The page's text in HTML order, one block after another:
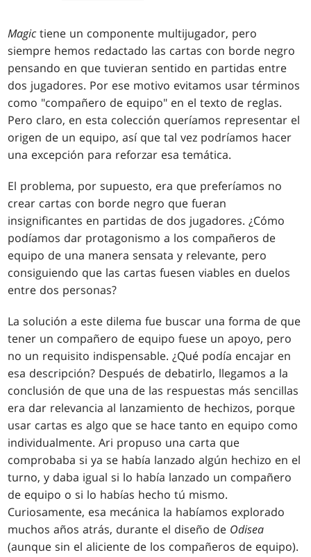
Magic tiene un componente multijugador, pero
siempre hemos redactado las cartas con borde negro
pensando en que tuvieran sentido en partidas entre
dos jugadores. Por ese motivo evitamos usar términos
como "compañero de equipo" en el texto de reglas.
Pero claro, en esta colección queríamos representar el
origen de un equipo, así que tal vez podríamos hacer
una excepción para reforzar esa temática.
El problema, por supuesto, era que preferíamos no
crear cartas con borde negro que fueran
insignificantes en partidas de dos jugadores. ¿Cómo
podíamos dar protagonismo a los compañeros de
equipo de una manera sensata y relevante, pero
consiguiendo que las cartas fuesen viables en duelos
entre dos personas?
La solución a este dilema fue buscar una forma de que
tener un compañero de equipo fuese un apoyo, pero
no un requisito indispensable. ¿Qué podía encajar en
esa descripción? Después de debatirlo, llegamos a la
conclusión de que una de las respuestas más sencillas
era dar relevancia al lanzamiento de hechizos, porque
usar cartas es algo que se hace tanto en equipo como
individualmente. Ari propuso una carta que
comprobaba si ya se había lanzado algún hechizo en el
turno, y daba igual si lo había lanzado un compañero
de equipo o si lo habías hecho tú mismo.
Curiosamente, esa mecánica la habíamos explorado
muchos años atrás, durante el diseño de Odisea
(aunque sin el aliciente de los compañeros de equipo).